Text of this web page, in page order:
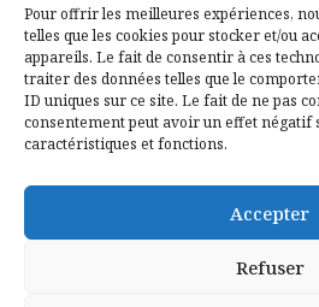
Pour offrir les meilleures expériences,
telles que les cookies pour stocker et/ou
appareils. Le fait de consentir à ces
traiter des données telles que le
ID uniques sur ce site. Le fait de ne pas
consentement peut avoir un effet négatif
caractéristiques et fonctions.
Accepter
Refuser
Mentions légales
Politique de confidentialité